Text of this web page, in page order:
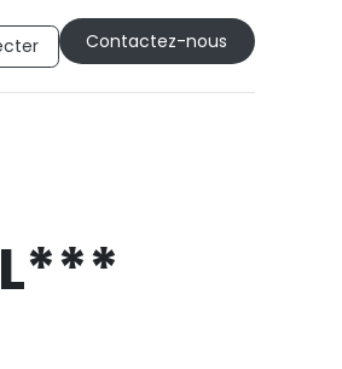
Cont​​actez-nous